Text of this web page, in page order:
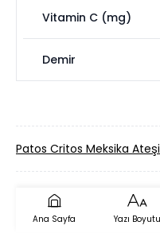
Vitamin C (mg)
Demir
Patos Critos Meksika
Ana Sayfa Yazı Boyutu